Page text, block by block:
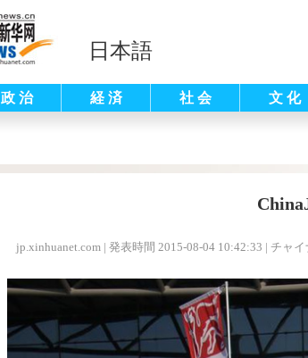
日本語
政 治 経 済 社 会 文 化
jp.xinhuanet.com | 発表時間 2015-08-04 10:42:33 | チャ